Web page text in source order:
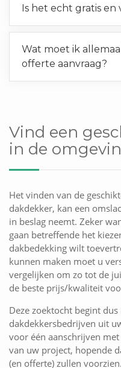
Is het echt gratis en
Wat moet ik
offerte aanvraag?
Vind een
in de
Het vinden van de
dakdekker, kan een
in beslag neemt. Zeker
gaan betreffende het
dakbedekking wilt
kunnen maken moet u
vergelijken om zo tot de
de beste prijs/kwaliteit
Deze zoektocht begint
dakdekkersbedrijven uit
voor één aanschrijven
van uw project, hopende
(en offerte) zullen